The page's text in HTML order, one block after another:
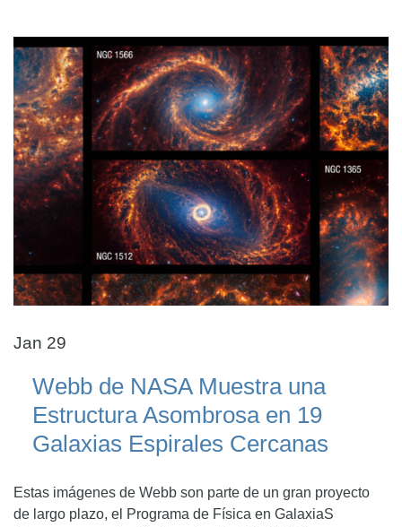
Jan 29
Webb de NASA Muestra una
Estructura Asombrosa en 19
Galaxias Espirales Cercanas
Estas imágenes de Webb son parte de un gran proyecto
de largo plazo, el Programa de Física en GalaxiaS